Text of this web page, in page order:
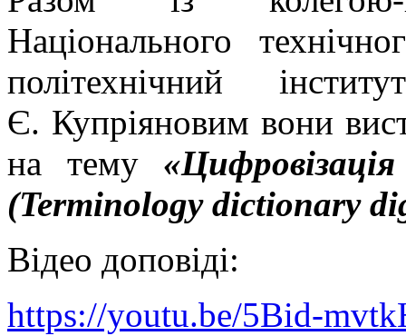
Національного
політехнічний
Є. Купріяновим вони
на тему
(Terminology dictionary
Відео доповіді:
https://youtu.be/5Bid-